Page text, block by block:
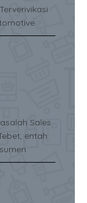
Sales
entah